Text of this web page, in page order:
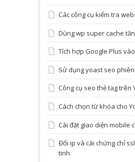
Các công cụ kiểm tra
Dùng wp super cache
Tích hợp Google Plus
Sử dụng yoast seo
Công cụ seo thẻ tag trên
Cách chọn từ khóa cho
Cài đặt giao diện mobile
Đổi ip và cài chứng chỉ
tinh